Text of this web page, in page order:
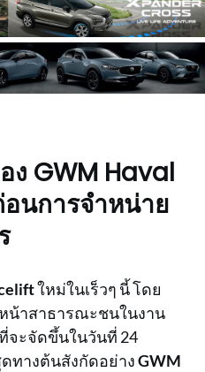
ง GWM Haval
นการจำหน่าย
ใหม่ในเร็วๆ นี้ โดย
น้าสาธารณะชนในงาน
จะจัดขึ้นในวันที่ 24
ทางต้นสังกัดอย่างGWM